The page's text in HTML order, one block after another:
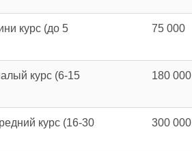
курс (до 5
75 000
курс (6-15
180 000
курс (16-30
300 000